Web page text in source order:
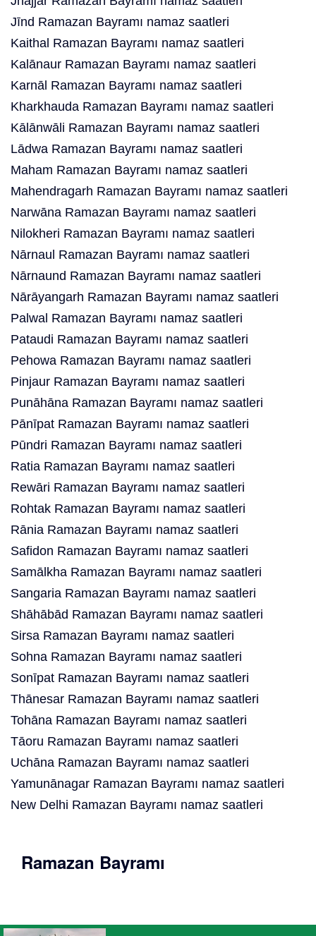
Jīnd Ramazan Bayramı namaz saatleri
Kaithal Ramazan Bayramı namaz saatleri
Kalānaur Ramazan Bayramı namaz saatleri
Karnāl Ramazan Bayramı namaz saatleri
Kharkhauda Ramazan Bayramı namaz saatleri
Kālānwāli Ramazan Bayramı namaz saatleri
Lādwa Ramazan Bayramı namaz saatleri
Maham Ramazan Bayramı namaz saatleri
Mahendragarh Ramazan Bayramı namaz saatleri
Narwāna Ramazan Bayramı namaz saatleri
Nilokheri Ramazan Bayramı namaz saatleri
Nārnaul Ramazan Bayramı namaz saatleri
Nārnaund Ramazan Bayramı namaz saatleri
Nārāyangarh Ramazan Bayramı namaz saatleri
Palwal Ramazan Bayramı namaz saatleri
Pataudi Ramazan Bayramı namaz saatleri
Pehowa Ramazan Bayramı namaz saatleri
Pinjaur Ramazan Bayramı namaz saatleri
Punāhāna Ramazan Bayramı namaz saatleri
Pānīpat Ramazan Bayramı namaz saatleri
Pūndri Ramazan Bayramı namaz saatleri
Ratia Ramazan Bayramı namaz saatleri
Rewāri Ramazan Bayramı namaz saatleri
Rohtak Ramazan Bayramı namaz saatleri
Rānia Ramazan Bayramı namaz saatleri
Safidon Ramazan Bayramı namaz saatleri
Samālkha Ramazan Bayramı namaz saatleri
Sangaria Ramazan Bayramı namaz saatleri
Shāhābād Ramazan Bayramı namaz saatleri
Sirsa Ramazan Bayramı namaz saatleri
Sohna Ramazan Bayramı namaz saatleri
Sonīpat Ramazan Bayramı namaz saatleri
Thānesar Ramazan Bayramı namaz saatleri
Tohāna Ramazan Bayramı namaz saatleri
Tāoru Ramazan Bayramı namaz saatleri
Uchāna Ramazan Bayramı namaz saatleri
Yamunānagar Ramazan Bayramı namaz saatleri
New Delhi Ramazan Bayramı namaz saatleri
Ramazan Bayramı